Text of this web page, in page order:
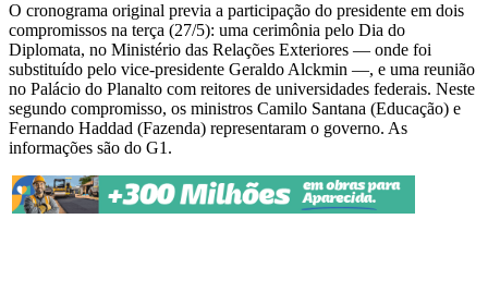
O cronograma original previa a participação do presidente em dois
compromissos na terça (27/5): uma cerimônia pelo Dia do
Diplomata, no Ministério das Relações Exteriores — onde foi
substituído pelo vice-presidente Geraldo Alckmin —, e uma reunião
no Palácio do Planalto com reitores de universidades federais. Neste
segundo compromisso, os ministros Camilo Santana (Educação) e
Fernando Haddad (Fazenda) representaram o governo. As
informações são do G1.